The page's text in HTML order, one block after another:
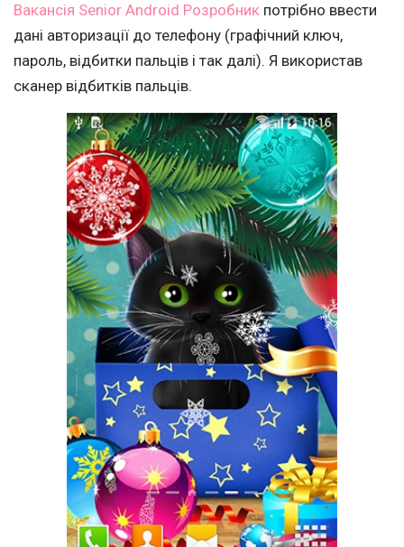
Вакансія Senior Android Розробник потрібно ввести
дані авторизації до телефону (графічний ключ,
пароль, відбитки пальців і так далі). Я використав
сканер відбитків пальців.